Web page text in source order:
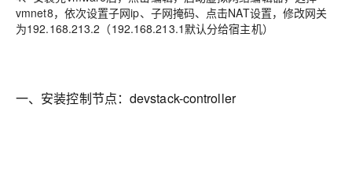
vmnet8，依次设置子网ip、子网掩码、点击NAT设置，修改网关
为192.168.213.2（192.168.213.1默认分给宿主机）
一、安装控制节点：devstack-controller